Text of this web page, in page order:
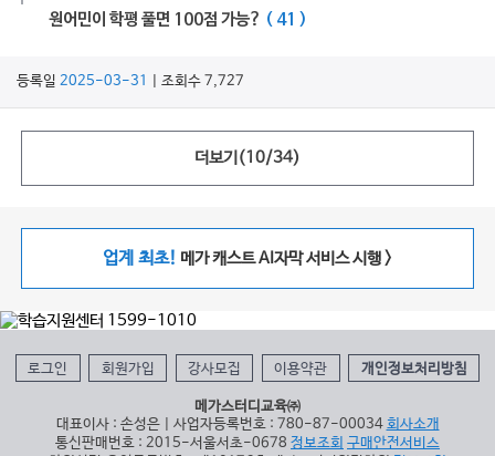
원어민이 학평 풀면 100점 가능? ( 41 )
등록일 2025-03-31 | 조회수 7,727
더보기(10/34)
업계 최초! 메가 캐스트 AI자막 서비스 시행 >
로그인 회원가입 강사모집 이용약관 개인정보처리방침
메가스터디교육㈜
대표이사 : 손성은 | 사업자등록번호 : 780-87-00034 회사소개
통신판매번호 : 2015-서울서초-0678 정보조회 구매안전서비스